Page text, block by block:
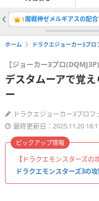
1
ホーム ドラクエジョーカー3プ
【ジョーカー3プロ(DQMJ3P)
デスタムーアで覚
ー
ドラクエジョーカー3プロ
最終更新日：2025.11.20
【ドラクエモンスターズの
ドラクエモンスターズ3の
ピックアップ情報